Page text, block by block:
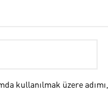
kullanılmak üzere